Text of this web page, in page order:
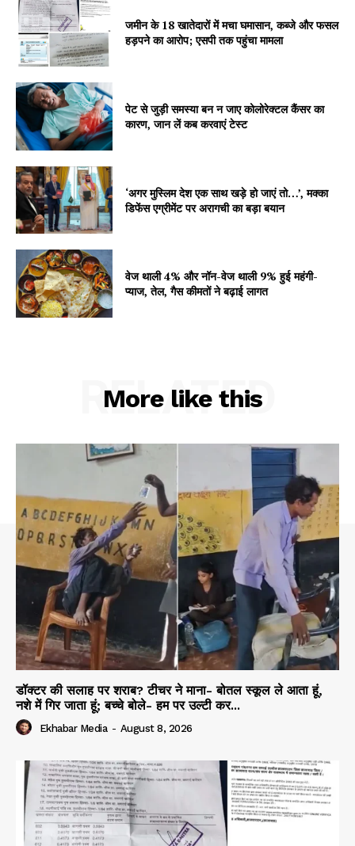
SUBSCRIBE NOW
Company
About
Contact us
Subscription Plans
My account
जमीन के 18 खातेदारों में मचा घमासान, कब्जे और फसल
हड़पने का आरोप; एसपी तक पहुंचा मामला
पेट से जुड़ी समस्या बन न जाए कोलोरेक्टल कैंसर का
कारण, जान लें कब करवाएं टेस्ट
‘अगर मुस्लिम देश एक साथ खड़े हो जाएं तो…’, मक्का
डिफेंस एग्रीमेंट पर अरागची का बड़ा बयान
वेज थाली 4% और नॉन-वेज थाली 9% हुई महंगी-
प्याज, तेल, गैस कीमतों ने बढ़ाई लागत
More like this
RELATED
डॉक्टर की सलाह पर शराब? टीचर ने माना- बोतल स्कूल ले आता हूं,
नशे में गिर जाता हूं; बच्चे बोले- हम पर उल्टी कर...
Ekhabar Media - August 8, 2026